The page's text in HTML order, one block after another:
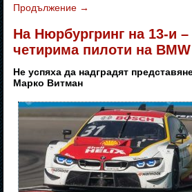
Продължение →
На Нюрбургринг на 13-и –
четирима пилоти на BMW
Не успяха да надградят
Марко Витман